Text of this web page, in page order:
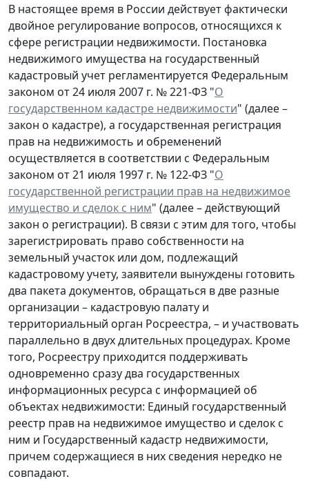
В настоящее время в России действует фактически
двойное регулирование вопросов, относящихся к
сфере регистрации недвижимости. Постановка
недвижимого имущества на государственный
кадастровый учет регламентируется Федеральным
законом от 24 июля 2007 г. № 221-ФЗ "О
государственном кадастре недвижимости" (далее –
закон о кадастре), а государственная регистрация
прав на недвижимость и обременений
осуществляется в соответствии с Федеральным
законом от 21 июля 1997 г. № 122-ФЗ "О
государственной регистрации прав на недвижимое
имущество и сделок с ним" (далее – действующий
закон о регистрации). В связи с этим для того, чтобы
зарегистрировать право собственности на
земельный участок или дом, подлежащий
кадастровому учету, заявители вынуждены готовить
два пакета документов, обращаться в две разные
организации – кадастровую палату и
территориальный орган Росреестра, – и участвовать
параллельно в двух длительных процедурах. Кроме
того, Росреестру приходится поддерживать
одновременно сразу два государственных
информационных ресурса с информацией об
объектах недвижимости: Единый государственный
реестр прав на недвижимое имущество и сделок с
ним и Государственный кадастр недвижимости,
причем содержащиеся в них сведения нередко не
совпадают.